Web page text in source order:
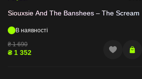
Siouxsie And The Banshees – The Scream
В наявності
₴1 690
₴ 1 352